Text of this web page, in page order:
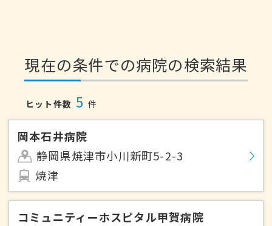
現在の条件での病院の検索結果
ヒット件数 5 件
岡本石井病院
静岡県焼津市小川新町5-2-3
焼津
コミュニティーホスピタル甲賀病院